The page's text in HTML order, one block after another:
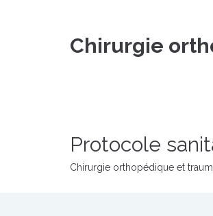
Chirurgie
Protocole
Chirurgie orthopédique et